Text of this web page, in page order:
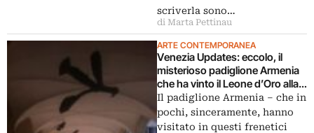
scriverla sono…
di Marta Pettinau
ARTE CONTEMPORANEA
Venezia Updates: eccolo, il
misterioso padiglione Armenia
che ha vinto il Leone d’Oro alla
Biennale Arte. Tutte le immagini
dall’isola di San Lazzaro degli
Armeni…
Il padiglione Armenia – che in
pochi, sinceramente, hanno
visitato in questi frenetici